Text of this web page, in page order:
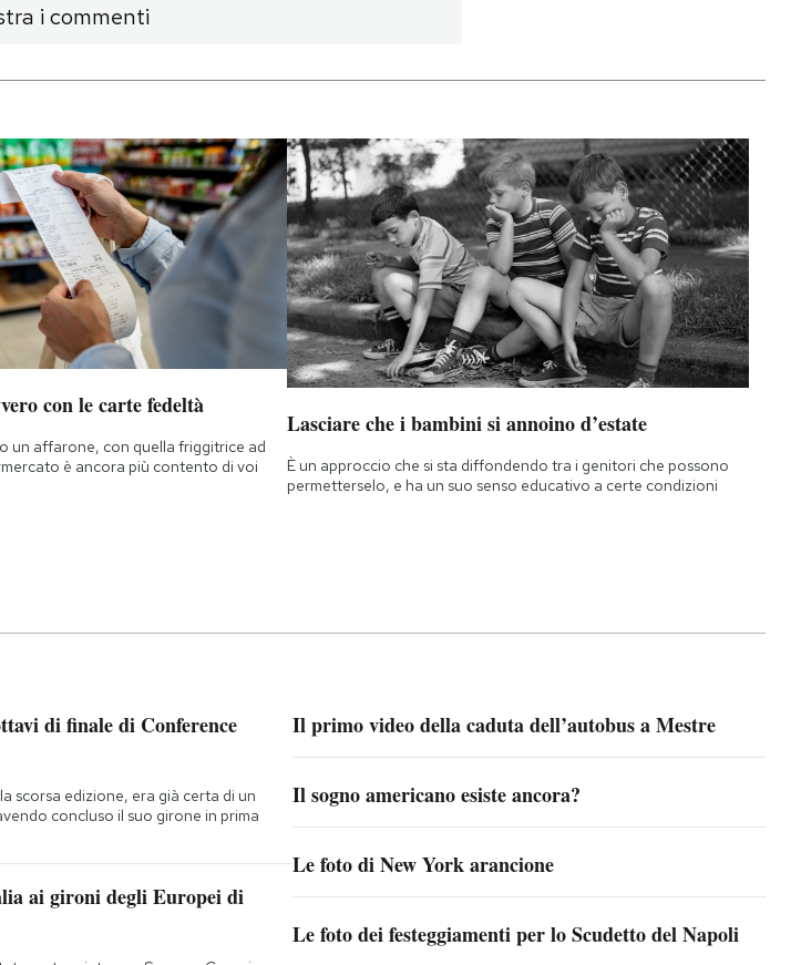
i commenti
con le carte fedeltà
un affarone, con quella friggitrice ad
è ancora più contento di voi
Lasciare che i bambini si annoino d’estate
È un approccio che si sta diffondendo tra i genitori che possono
permetterselo, e ha un suo senso educativo a certe condizioni
di finale di Conference
scorsa edizione, era già certa di un
concluso il suo girone in prima
ai gironi degli Europei di
Il primo video della caduta dell’autobus a Mestre
Il sogno americano esiste ancora?
Le foto di New York arancione
Le foto dei festeggiamenti per lo Scudetto del Napoli